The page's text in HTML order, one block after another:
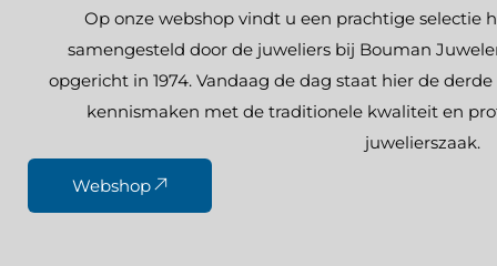
Op onze webshop vindt u een prachtige selectie
samengesteld door de juweliers bij Bouman
opgericht in 1974. Vandaag de dag staat hier de
kennismaken met de traditionele kwaliteit en
juwelierszaak.
Webshop